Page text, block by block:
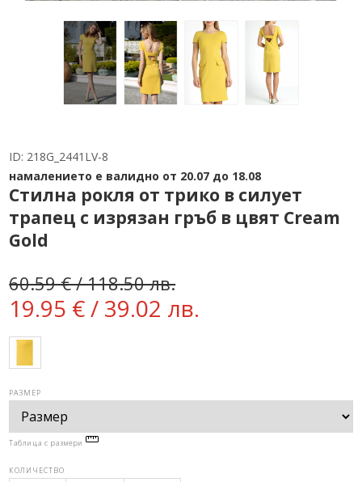
ID: 218G_2441LV-8
намалението е валидно от 20.07 до 18.08
Стилна рокля от трико в силует
трапец с изрязан гръб в цвят Cream
Gold
60.59 € / 118.50 лв.
19.95 € / 39.02 лв.
РАЗМЕР
Таблица с размери
КОЛИЧЕСТВО